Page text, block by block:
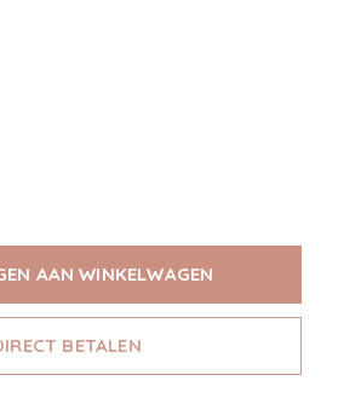
AAN WINKELWAGEN
BETALEN